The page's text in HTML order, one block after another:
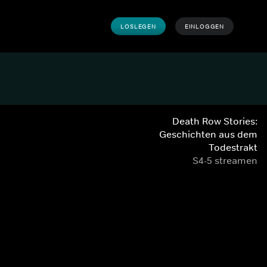
LOSLEGEN EINLOGGEN
Death Row Stories:
Geschichten aus dem
Todestrakt
S4-5 streamen